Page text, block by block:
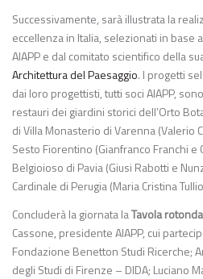
Successivamente, sarà illustrata la
eccellenza in Italia, selezionati in base
AIAPP e dal comitato scientifico della
Architettura del Paesaggio. I progetti
dai loro progettisti, tutti soci AIAPP,
restauri dei giardini storici dell’Orto
di Villa Monasterio di Varenna (Valerio
Sesto Fiorentino (Gianfranco Franchi e
Belgioioso di Pavia (Giusi Rabotti e
Cardinale di Perugia (Maria Cristina
Concluderà la giornata laTavola rotonda
Cassone, presidente AIAPP, cui
Fondazione Benetton Studi Ricerche;
degli Studi di Firenze – DIDA; Luciano